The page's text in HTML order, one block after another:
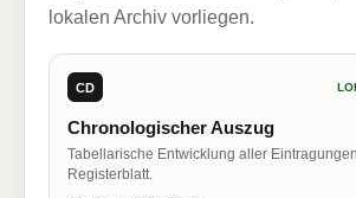
lokalen Archiv vorliegen.
CD
Chronologischer Auszug
Tabellarische Entwicklung aller
Registerblatt.